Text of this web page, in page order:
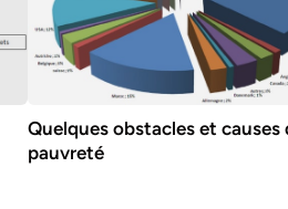
Quelques obstacles et causes
pauvreté